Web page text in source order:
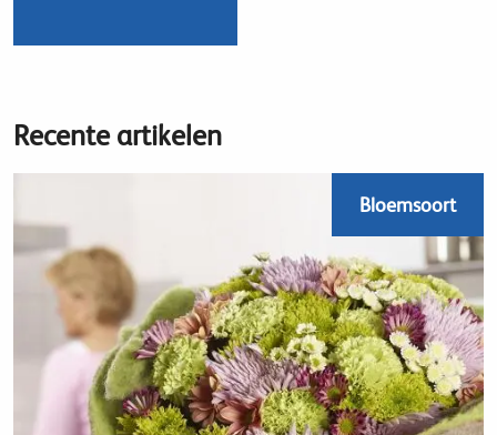
Recente artikelen
Bloemsoort